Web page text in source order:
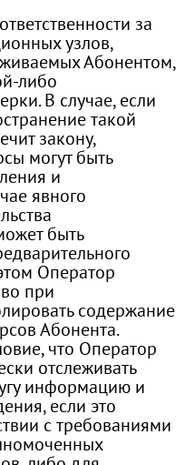
за
узлов,
Абонентом,
либо
В случае, если
такой
закону,
могут быть
и
явного
быть
Оператор
при
содержание
Абонента.
что Оператор
отслеживать
информацию и
если это
с требованиями